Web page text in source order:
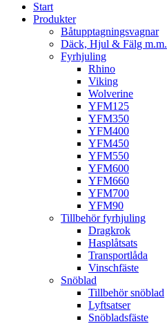
Start
Produkter
Båtupptagningsvagnar
Däck, Hjul & Fälg m.m.
Fyrhjuling
Rhino
Viking
Wolverine
YFM125
YFM350
YFM400
YFM450
YFM550
YFM600
YFM660
YFM700
YFM90
Tillbehör fyrhjuling
Dragkrok
Hasplåtsats
Transportlåda
Vinschfäste
Snöblad
Tillbehör snöblad
Lyftsatser
Snöbladsfäste